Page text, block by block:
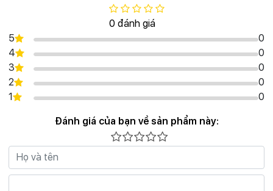
0 đánh giá
5
0
4
0
3
0
2
0
1
0
Đánh giá của bạn về sản phẩm này: